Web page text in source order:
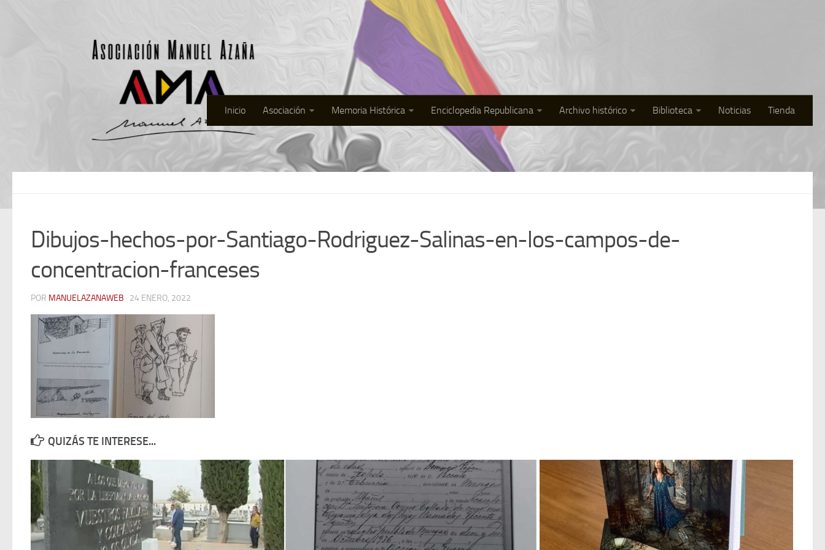
Inicio Asociación Memoria Histórica Enciclopedia Republicana Archivo histórico Biblioteca Noticias Tienda
Dibujos-hechos-por-Santiago-Rodriguez-Salinas-en-los-campos-de-
concentracion-franceses
POR MANUELAZANAWEB · 24 ENERO, 2022
QUIZÁS TE INTERESE...